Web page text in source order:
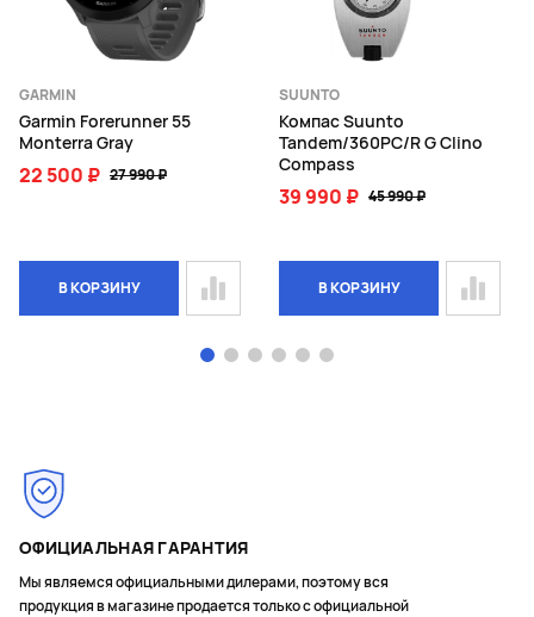
GARMIN
Garmin Forerunner 55
Monterra Gray
22 500 ₽ 27 990 ₽
В КОРЗИНУ
SUUNTO
Компас Suunto
Tandem/360PC/R G Clino
Compass
39 990 ₽ 45 990 ₽
В КОРЗИНУ
ОФИЦИАЛЬНАЯ ГАРАНТИЯ
Мы являемся официальными дилерами, поэтому вся
продукция в магазине продается только с официальной